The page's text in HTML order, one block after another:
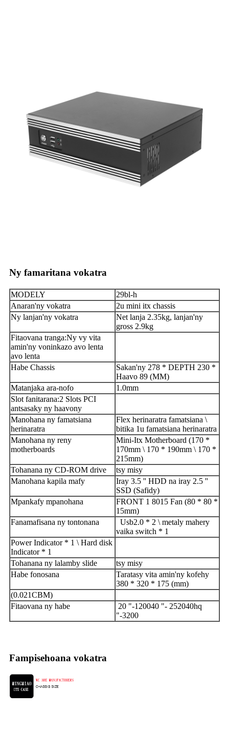
Ny famaritana vokatra
MODELY
29bl-h
Anaran'ny vokatra
2u mini itx chassis
Ny lanjan'ny vokatra
Net lanja 2.35kg, lanjan'ny
gross 2.9kg
Fitaovana tranga:Ny vy vita
amin'ny voninkazo avo lenta
avo lenta
Habe Chassis
Sakan'ny 278 * DEPTH 230 *
Haavo 89 (MM)
Matanjaka ara-nofo
1.0mm
Slot fanitarana:2 Slots PCI
antsasaky ny haavony
Manohana ny famatsiana
herinaratra
Flex herinaratra famatsiana \
bitika 1u famatsiana herinaratra
Manohana ny reny
motherboards
Mini-Itx Motherboard (170 *
170mm \ 170 * 190mm \ 170 *
215mm)
Tohanana ny CD-ROM drive
tsy misy
Manohana kapila mafy
Iray 3.5 '' HDD na iray 2.5 ''
SSD (Safidy)
Mpankafy mpanohana
FRONT 1 8015 Fan (80 * 80 *
15mm)
Fanamafisana ny tontonana
Usb2.0 * 2 \ metaly mahery
vaika switch * 1
Power Indicator * 1 \ Hard disk
Indicator * 1
Tohanana ny lalamby slide
tsy misy
Habe fonosana
Taratasy vita amin'ny kofehy
380 * 320 * 175 (mm)
(0.021CBM)
Fitaovana ny habe
20 "-120040 "- 252040hq
"-3200
Fampisehoana vokatra